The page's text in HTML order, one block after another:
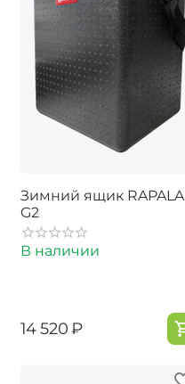
Зимний ящик RAPALA
G2
В наличии
‍14 520‍₽